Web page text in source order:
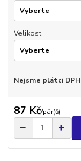
Velikost
Nejsme plátci DPH
87 Kč/pár(ů)